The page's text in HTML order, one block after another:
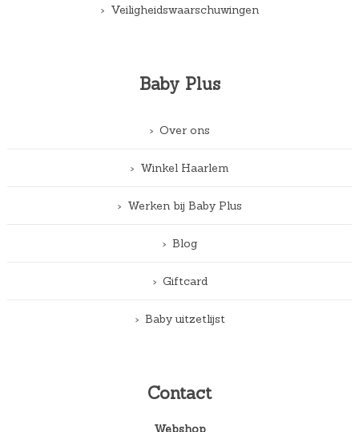
Veiligheidswaarschuwingen
Baby Plus
Over ons
Winkel Haarlem
Werken bij Baby Plus
Blog
Giftcard
Baby uitzetlijst
Contact
Webshop